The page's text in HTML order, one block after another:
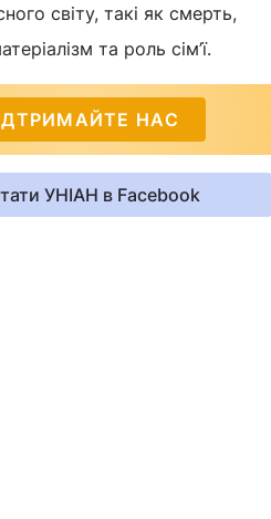
світу, такі як смерть,
та роль сім’ї.
НАС
УНІАН в Facebook